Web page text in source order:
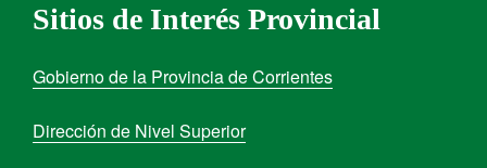
Sitios de Interés Provincial
Gobierno de la Provincia de Corrientes
Dirección de Nivel Superior